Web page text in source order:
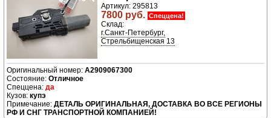
Артикул: 295813
7800 руб. Спеццена!
Склад:
г.Санкт-Петербург,
Стрельбищенская 13
A2909067300
Отличное
да
купэ
ДЕТАЛЬ ОРИГИНАЛЬНАЯ, ДОСТАВКА ВО ВСЕ РЕГИОНЫ
РФ И СНГ ТРАНСПОРТНОЙ КОМПАНИЕЙ!